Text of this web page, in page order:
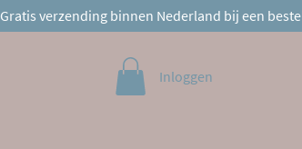
Gratis verzending binnen Nederland bij een
Inloggen